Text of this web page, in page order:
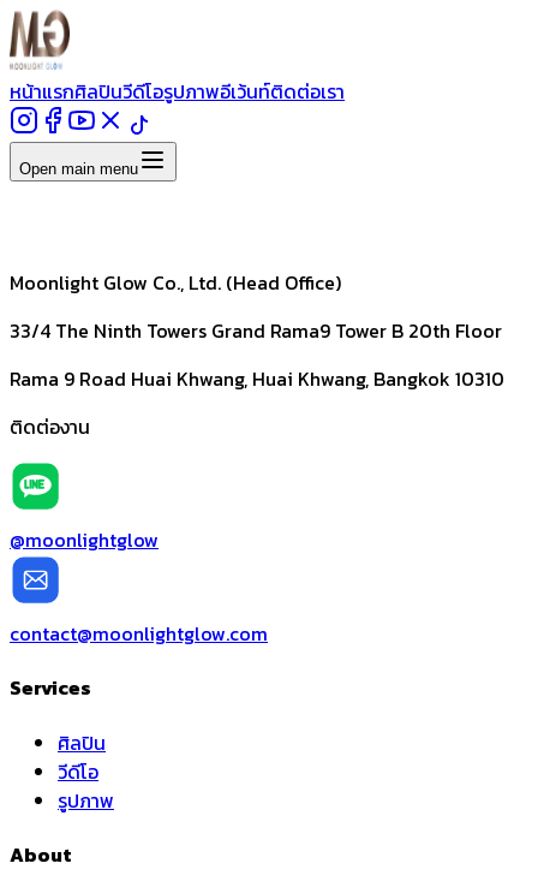
หน้าแรกศิลปินวีดีโอรูปภาพอีเว้นท์ติดต่อเรา
Open main menu
Moonlight Glow Co., Ltd. (Head Office)
33/4 The Ninth Towers Grand Rama9 Tower B 20th Floor
Rama 9 Road Huai Khwang, Huai Khwang, Bangkok 10310
ติดต่องาน
@moonlightglow
contact@moonlightglow.com
Services
ศิลปิน
วีดีโอ
รูปภาพ
About